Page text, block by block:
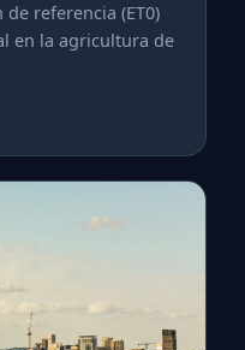
de referencia (ET0)
en la agricultura de